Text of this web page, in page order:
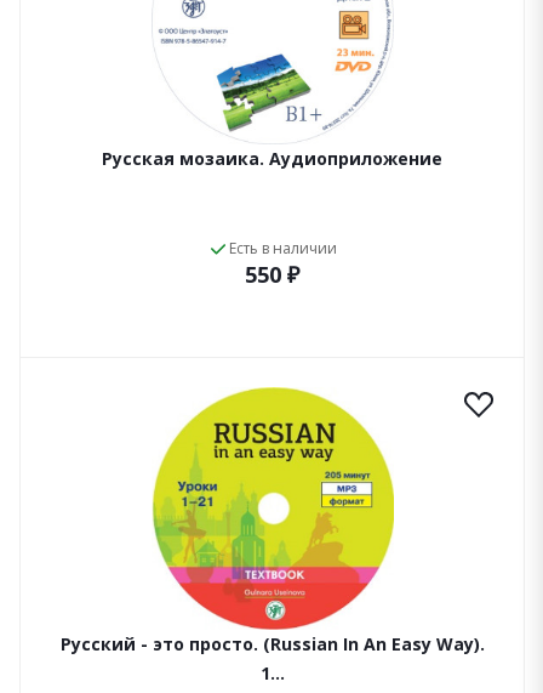
Русская мозаика. Аудиоприложение
Есть в наличии
550 ₽
Русский - это просто. (Russian In An Easy Way).
1…